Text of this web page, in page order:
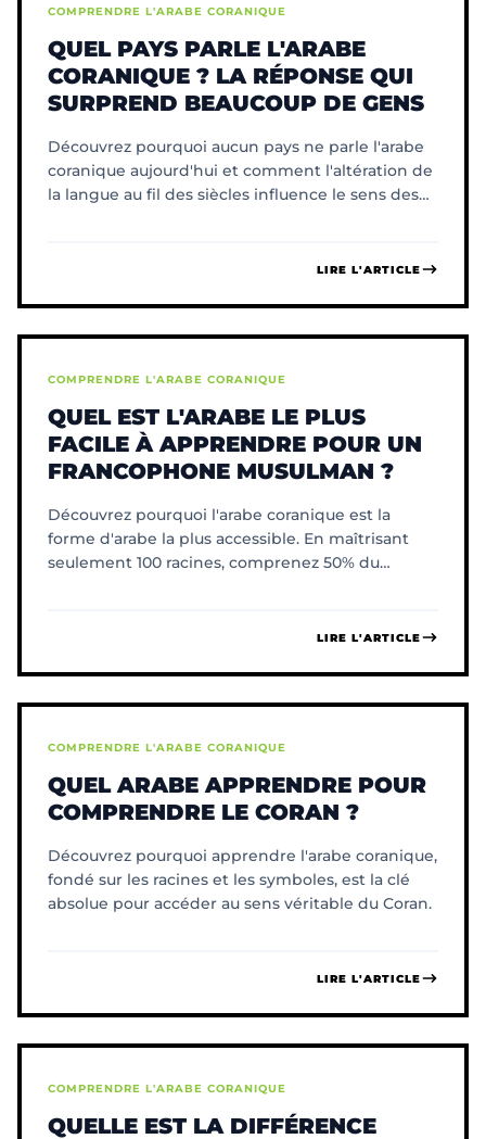
COMPRENDRE L'ARABE CORANIQUE
QUEL PAYS PARLE L'ARABE
CORANIQUE ? LA RÉPONSE QUI
SURPREND BEAUCOUP DE GENS
Découvrez pourquoi aucun pays ne parle l'arabe
coranique aujourd'hui et comment l'altération de
la langue au fil des siècles influence le sens des
LIRE L'ARTICLE
COMPRENDRE L'ARABE CORANIQUE
QUEL EST L'ARABE LE PLUS
FACILE À APPRENDRE POUR UN
FRANCOPHONE MUSULMAN ?
Découvrez pourquoi l'arabe coranique est la
forme d'arabe la plus accessible. En maîtrisant
seulement 100 racines, comprenez 50% du
LIRE L'ARTICLE
COMPRENDRE L'ARABE CORANIQUE
QUEL ARABE APPRENDRE POUR
COMPRENDRE LE CORAN ?
Découvrez pourquoi apprendre l'arabe coranique,
fondé sur les racines et les symboles, est la clé
absolue pour accéder au sens véritable du Coran.
LIRE L'ARTICLE
COMPRENDRE L'ARABE CORANIQUE
QUELLE EST LA DIFFÉRENCE